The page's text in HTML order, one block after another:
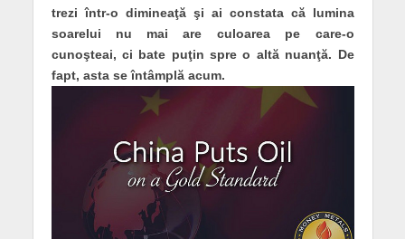
trezi într-o dimineaţă şi ai constata că lumina
soarelui nu mai are culoarea pe care-o
cunoşteai, ci bate puţin spre o altă nuanţă. De
fapt, asta se întâmplă acum.